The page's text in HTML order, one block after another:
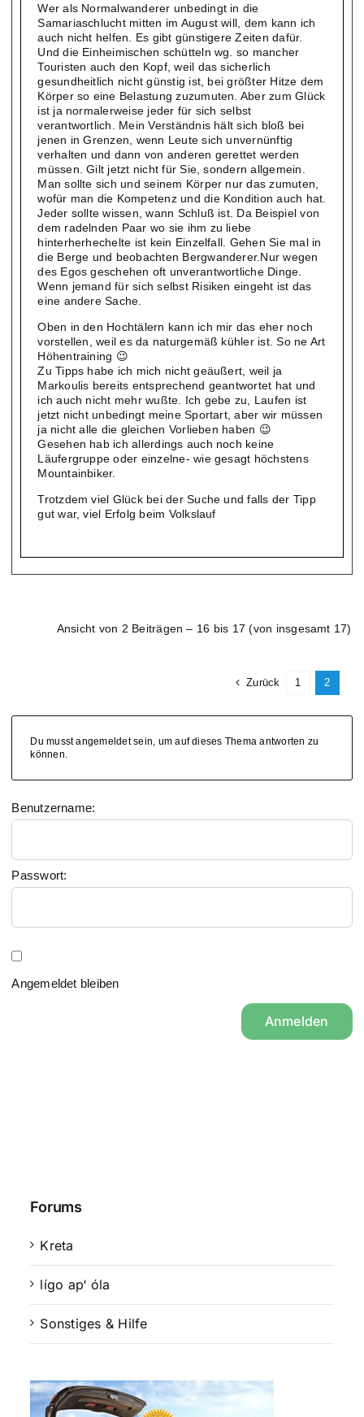
Wer als Normalwanderer unbedingt in die
Samariaschlucht mitten im August will, dem kann ich
auch nicht helfen. Es gibt günstigere Zeiten dafür.
Und die Einheimischen schütteln wg. so mancher
Touristen auch den Kopf, weil das sicherlich
gesundheitlich nicht günstig ist, bei größter Hitze dem
Körper so eine Belastung zuzumuten. Aber zum Glück
ist ja normalerweise jeder für sich selbst
verantwortlich. Mein Verständnis hält sich bloß bei
jenen in Grenzen, wenn Leute sich unvernünftig
verhalten und dann von anderen gerettet werden
müssen. Gilt jetzt nicht für Sie, sondern allgemein.
Man sollte sich und seinem Körper nur das zumuten,
wofür man die Kompetenz und die Kondition auch hat.
Jeder sollte wissen, wann Schluß ist. Da Beispiel von
dem radelnden Paar wo sie ihm zu liebe
hinterherhechelte ist kein Einzelfall. Gehen Sie mal in
die Berge und beobachten Bergwanderer.Nur wegen
des Egos geschehen oft unverantwortliche Dinge.
Wenn jemand für sich selbst Risiken eingeht ist das
eine andere Sache.
Oben in den Hochtälern kann ich mir das eher noch
vorstellen, weil es da naturgemäß kühler ist. So ne Art
Höhentraining 😉
Zu Tipps habe ich mich nicht geäußert, weil ja
Markoulis bereits entsprechend geantwortet hat und
ich auch nicht mehr wußte. Ich gebe zu, Laufen ist
jetzt nicht unbedingt meine Sportart, aber wir müssen
ja nicht alle die gleichen Vorlieben haben 😉
Gesehen hab ich allerdings auch noch keine
Läufergruppe oder einzelne- wie gesagt höchstens
Mountainbiker.
Trotzdem viel Glück bei der Suche und falls der Tipp
gut war, viel Erfolg beim Volkslauf
Ansicht von 2 Beiträgen – 16 bis 17 (von insgesamt 17)
Zurück 1 2
Du musst angemeldet sein, um auf dieses Thema antworten zu
können.
Benutzername:
Passwort:
Angemeldet bleiben
Anmelden
Forums
Kreta
lígo ap‘ óla
Sonstiges & Hilfe